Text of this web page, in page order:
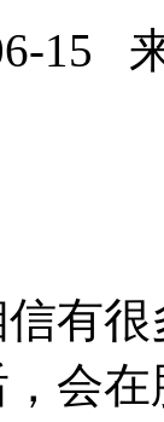
15
有
会